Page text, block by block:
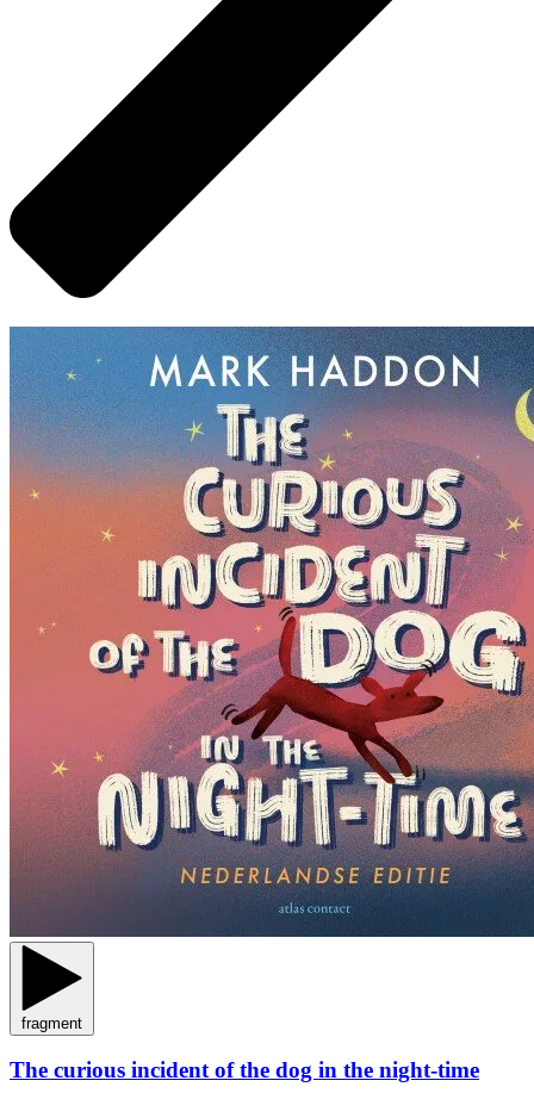
fragment
The curious incident of the dog in the night-time